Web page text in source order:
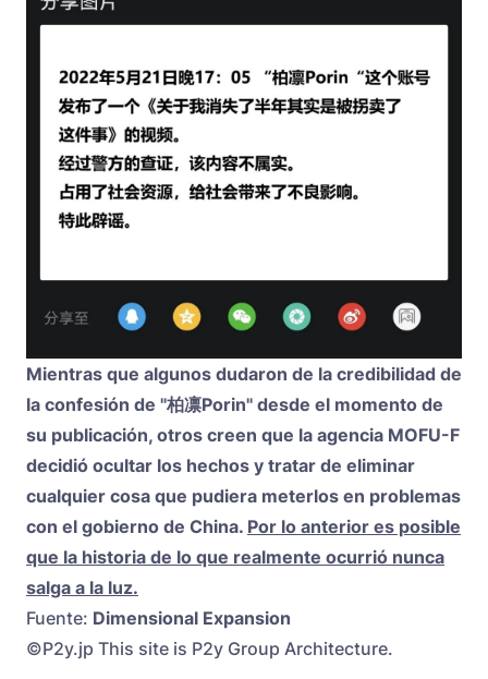
Mientras que algunos dudaron de la credibilidad de
la confesión de "柏凛Porin" desde el momento de
su publicación, otros creen que la agencia MOFU-F
decidió ocultar los hechos y tratar de eliminar
cualquier cosa que pudiera meterlos en problemas
con el gobierno de China. Por lo anterior es posible
que la historia de lo que realmente ocurrió nunca
salga a la luz.
Fuente: Dimensional Expansion
©P2y.jp This site is P2y Group Architecture.